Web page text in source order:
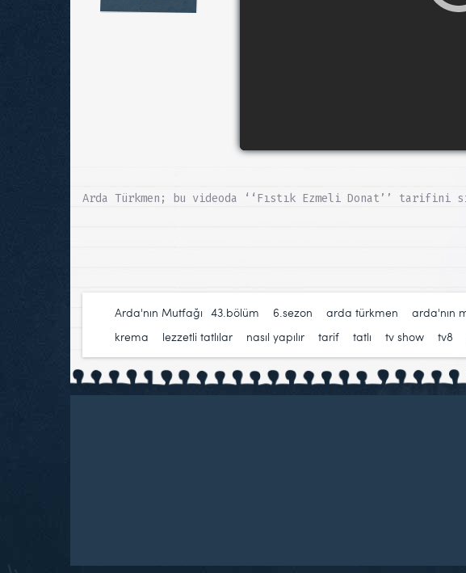
Arda Türkmen; bu videoda ‘‘Fıstık Ezmeli Donat’’ tarifini
Arda'nın Mutfağı 43.bölüm 6.sezon arda türkmen arda'nın
krema
lezzetli tatlılar nasıl yapılır tarif tatlı tv show tv8